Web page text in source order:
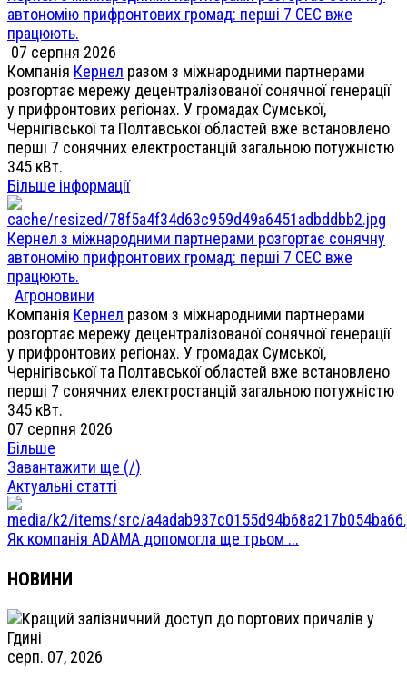
автономію прифронтових громад: перші 7 СЕС вже
працюють.
07 серпня 2026
Компанія Кернел разом з міжнародними партнерами
розгортає мережу децентралізованої сонячної генерації
у прифронтових регіонах. У громадах Сумської,
Чернігівської та Полтавської областей вже встановлено
перші 7 сонячних електростанцій загальною потужністю
345 кВт.
Більше інформації
Кернел з міжнародними партнерами розгортає сонячну
автономію прифронтових громад: перші 7 СЕС вже
працюють.
Агроновини
Компанія Кернел разом з міжнародними партнерами
розгортає мережу децентралізованої сонячної генерації
у прифронтових регіонах. У громадах Сумської,
Чернігівської та Полтавської областей вже встановлено
перші 7 сонячних електростанцій загальною потужністю
345 кВт.
07 серпня 2026
Більше
Завантажити ще (/)
Актуальні статті
Як компанія ADAMA допомогла ще трьом ...
НОВИНИ
серп. 07, 2026